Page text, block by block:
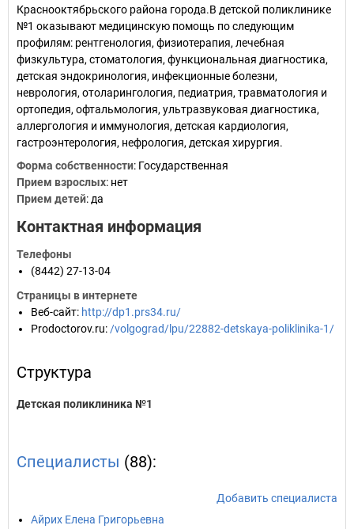
Краснооктябрьского района города.В детской поликлинике
№1 оказывают медицинскую помощь по следующим
профилям: рентгенология, физиотерапия, лечебная
физкультура, стоматология, функциональная диагностика,
детская эндокринология, инфекционные болезни,
неврология, отоларингология, педиатрия, травматология и
ортопедия, офтальмология, ультразвуковая диагностика,
аллергология и иммунология, детская кардиология,
гастроэнтерология, нефрология, детская хирургия.
Форма собственности: Государственная
Прием взрослых: нет
Прием детей: да
Контактная информация
Телефоны
(8442) 27-13-04
Страницы в интернете
Веб-сайт: http://dp1.prs34.ru/
Prodoctorov.ru: /volgograd/lpu/22882-detskaya-poliklinika-1/
Структура
Детская поликлиника №1
Специалисты (88):
Добавить специалиста
Айрих Елена Григорьевна